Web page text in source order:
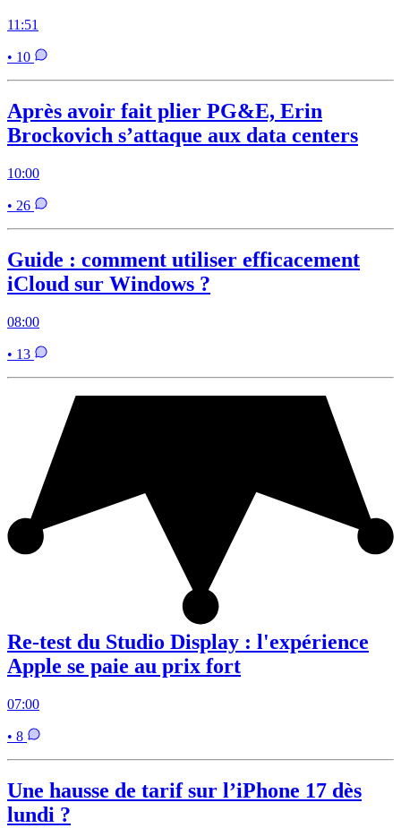
11:51
• 10
Après avoir fait plier PG&E, Erin
Brockovich s’attaque aux data centers
10:00
• 26
Guide : comment utiliser efficacement
iCloud sur Windows ?
08:00
• 13
Re-test du Studio Display : l'expérience
Apple se paie au prix fort
07:00
• 8
Une hausse de tarif sur l’iPhone 17 dès
lundi ?